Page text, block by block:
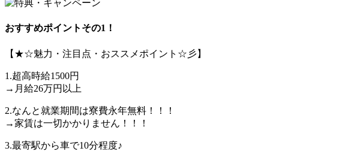
おすすめポイントその1！
【★☆魅力・注目点・おススメポイント☆彡】
1.超高時給1500円
→月給26万円以上
2.なんと就業期間は寮費永年無料！！！
→家賃は一切かかりません！！！
3.最寄駅から車で10分程度♪